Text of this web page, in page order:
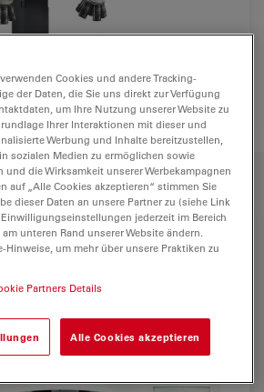
HAUPTMERKMALE
Cookies und andere Tracking-
der Daten, die Sie uns direkt zur Verfügung
um Ihre Nutzung unserer Website zu
Ihrer Interaktionen mit dieser und
Werbung und Inhalte bereitzustellen,
sozialen Medien zu ermöglichen sowie
die Wirksamkeit unserer Werbekampagnen
auf „Alle Cookies akzeptieren“ stimmen Sie
dieser Daten an unsere Partner zu (siehe Link
jederzeit im Bereich
unteren Rand unserer Website ändern.
Hinweise, um mehr über unsere Praktiken zu
Partners Details
Alle Cookies akzeptieren